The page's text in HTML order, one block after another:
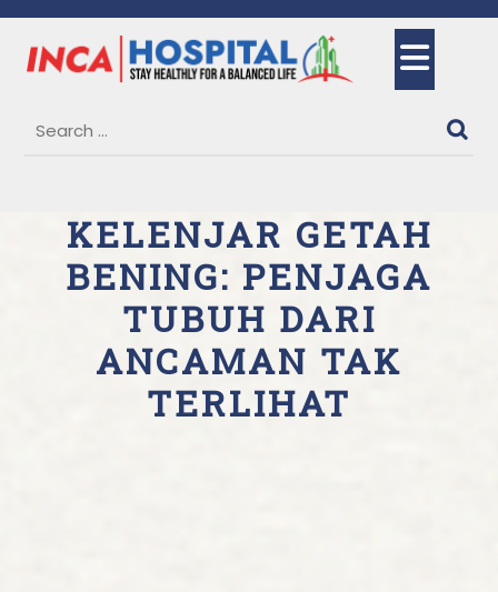
content
KELENJAR GETAH
BENING: PENJAGA
TUBUH DARI
ANCAMAN TAK
TERLIHAT